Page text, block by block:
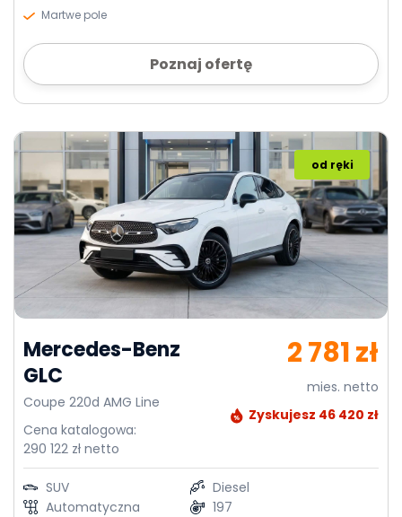
Martwe pole
Poznaj ofertę
Mercedes-Benz
GLC
Coupe 220d AMG Line
Cena katalogowa:
290 122 zł netto
od ręki
2 781 zł
mies. netto
Zyskujesz 46 420 zł
SUV
Diesel
Automatyczna
197